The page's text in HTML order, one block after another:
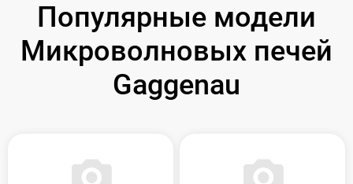
Популярные модели
Микроволновых печей
Gaggenau